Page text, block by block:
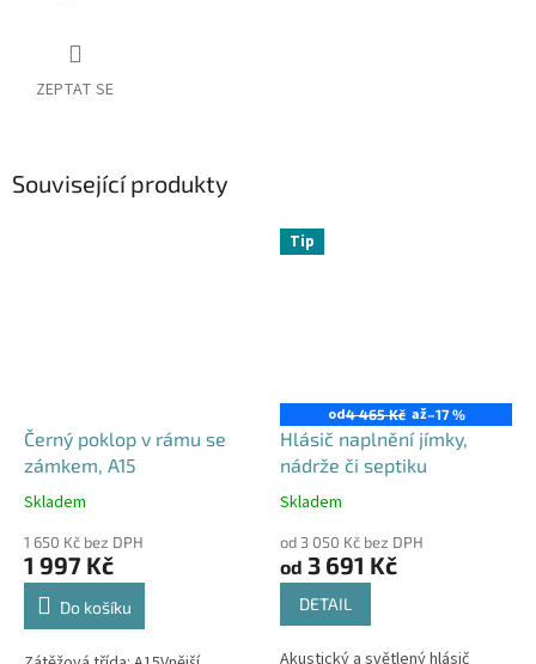
ZEPTAT SE
Související produkty
Černý poklop v rámu se
zámkem, A15
Průměrné
produktu
je
4,5
Skladem
1 650 Kč bez DPH
1 997 Kč
Do košíku
Tip
od4 465 Kč až–17 %
Hlásič naplnění jímky,
nádrže či septiku
Průměrné
produktu
je
Skladem
od 3 050 Kč bez DPH
od 3 691 Kč
DETAIL
Akustický a světlený hlásič